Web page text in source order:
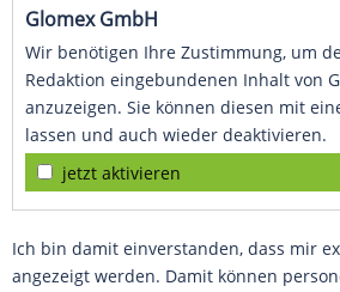
Glomex GmbH
Wir benötigen Ihre Zustimmung, um
Redaktion eingebundenen Inhalt von
anzuzeigen. Sie können diesen mit
lassen und auch wieder deaktivieren.
jetzt aktivieren
Ich bin damit einverstanden, dass mir
angezeigt werden. Damit können